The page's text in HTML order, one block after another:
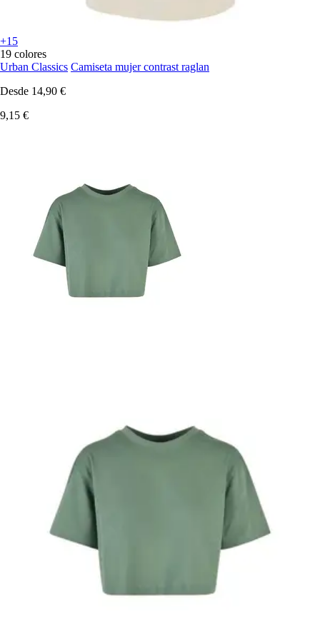
+15
19 colores
Urban Classics Camiseta mujer contrast raglan
Desde 14,90 €
9,15 €